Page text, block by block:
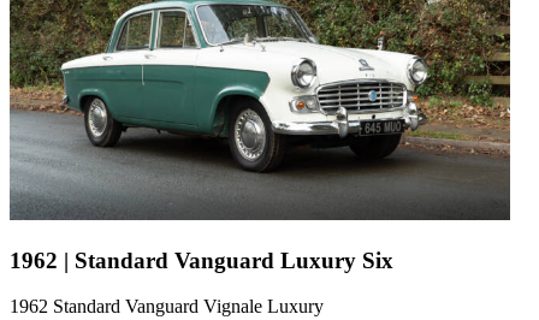
1962 | Standard Vanguard Luxury Six
1962 Standard Vanguard Vignale Luxury